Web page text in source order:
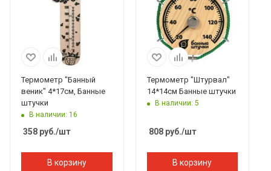
Термометр "Банный
веник" 4*17см, Банные
штучки
В наличии: 16
358 руб./шт
В корзину
Термометр "Штурвал"
14*14см Банные штучки
В наличии: 5
808руб./шт
В корзину